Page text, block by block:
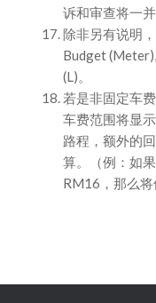
诉和审查将一并
除非另有说明
Budget
(L)。
若是非固定车
车费范围将显
路程，额外的
算。（例：如
RM16，那么